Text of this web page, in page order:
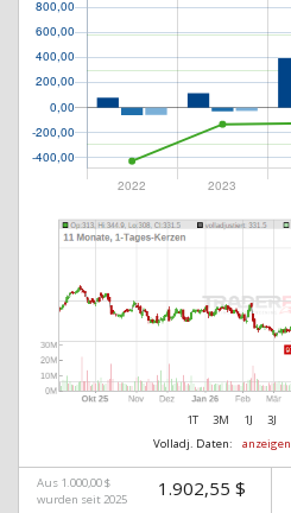
1T 3M 1J 3J
Volladj. Daten:
anzeigen
Aus 1.000,00 $
wurden seit 2025
1.902,55 $